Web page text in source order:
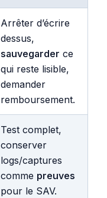
Arrêter d’écrire
dessus,
sauvegarder ce
qui reste lisible,
demander
remboursement.
Test complet,
conserver
logs/captures
comme preuves
pour le SAV.